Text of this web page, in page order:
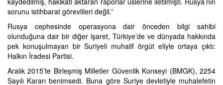
sorunu istihbarat görevlileri değil.”
Rusya cephesinde operasyona dair önceden bilgi sahibi
olunduğuna dair bir diğer işaret, Türkiye’de ve dünyada hakkında
pek konuşulmayan bir Suriyeli muhalif örgüt eliyle ortaya çıktı:
Halkın İradesi Partisi.
Aralık 2015’te Birleşmiş Milletler Güvenlik Konseyi (BMGK), 2254
Sayılı Kararı benimsedi. Buna göre Suriye devletiyle muhalefetin